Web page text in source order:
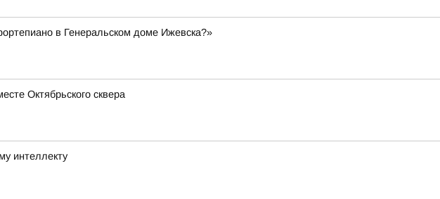
в Генеральском доме Ижевска?»
Октябрьского сквера
интеллекту